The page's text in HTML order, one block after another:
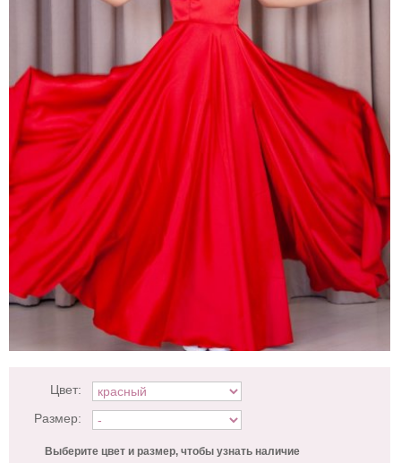
Цвет:
Размер:
Выберите цвет и размер, чтобы узнать наличие